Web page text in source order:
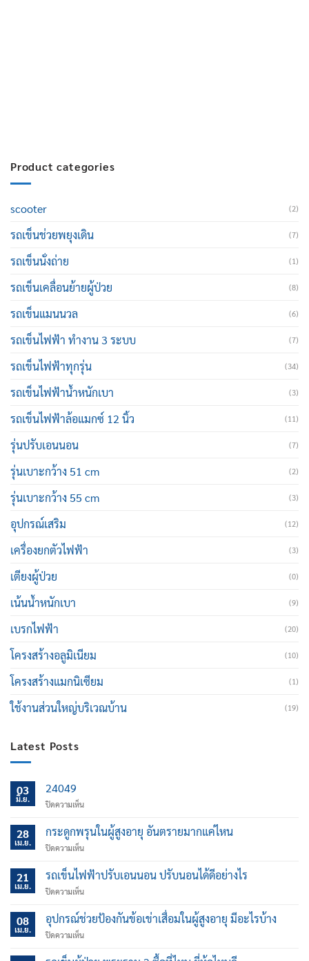
Product categories
scooter (2)
รถเข็นช่วยพยุงเดิน (7)
รถเข็นนั่งถ่าย (1)
รถเข็นเคลื่อนย้ายผู้ป่วย (8)
รถเข็นแมนนวล (6)
รถเข็นไฟฟ้า ทำงาน 3 ระบบ (7)
รถเข็นไฟฟ้าทุกรุ่น (34)
รถเข็นไฟฟ้าน้ำหนักเบา (3)
รถเข็นไฟฟ้าล้อแมกซ์ 12 นิ้ว (11)
รุ่นปรับเอนนอน (7)
รุ่นเบาะกว้าง 51 cm (2)
รุ่นเบาะกว้าง 55 cm (3)
อุปกรณ์เสริม (12)
เครื่องยกตัวไฟฟ้า (3)
เตียงผู้ป่วย (0)
เน้นน้ำหนักเบา (9)
เบรกไฟฟ้า (20)
โครงสร้างอลูมิเนียม (10)
โครงสร้างแมกนิเซียม (1)
ใช้งานส่วนใหญ่บริเวณบ้าน (19)
Latest Posts
03
มิ.ย.
24049
ปิดความเห็นบน
28
เม.ย.
กระดูกพรุนในผู้สูงอายุ อันตรายมากแค่ไหน
ปิดความเห็นบน
พรุน
ใน
ผู้
อายุ
มาก
21
เม.ย.
รถเข็นไฟฟ้าปรับเอนนอน ปรับนอนได้ดีอย่างไร
ปิดความเห็นบน
เข็น
ไฟฟ้า
ปรับ
08
เม.ย.
อุปกรณ์ช่วยป้องกันข้อเข่าเสื่อมในผู้สูงอายุ มีอะไรบ้าง
ปิดความเห็นบน
ช่วย